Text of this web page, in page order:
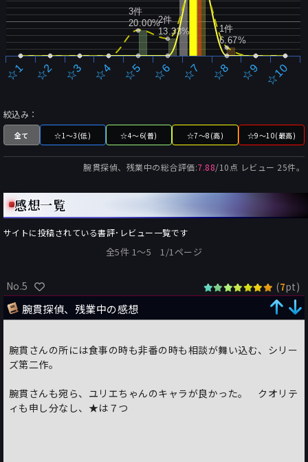
☆1 ☆2 ☆3 ☆4 ☆5 ☆6 ☆7 ☆8 ☆9 ☆10
3件
20.00%2件
13.33%
1件
6.67%
絞込み：
全て ☆1～3(低) ☆4～6(普) ☆7～8(高) ☆9～10(最高)
腕貫探偵、残業中の総合評価:7.88/10点 レビュー 25件。
感想一覧
サイトに投稿されている書評･レビュー一覧です
全5件 1〜5 1/1ページ
No.5 (7pt)
腕貫探偵、残業中の感想
腕貫さんの所には食事の時も非番の時も相談が舞い込む、シリー
ズ第二作。
腕貫さんも宛ら、ユリエちゃんのキャラが良かった。 クオリテ
ィも申し分なし、★は７つ